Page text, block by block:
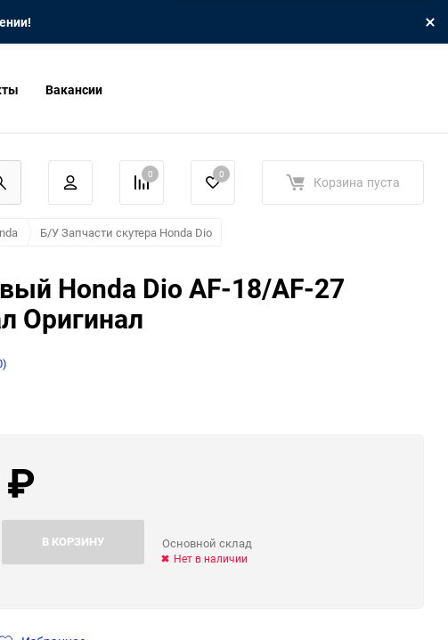
Вакансии
0 0 Корзина пуста
Б/У Запчасти скутера Honda Dio
Honda Dio AF-18/AF-27
Оригинал
₽
В КОРЗИНУ Основной склад
Нет в наличии